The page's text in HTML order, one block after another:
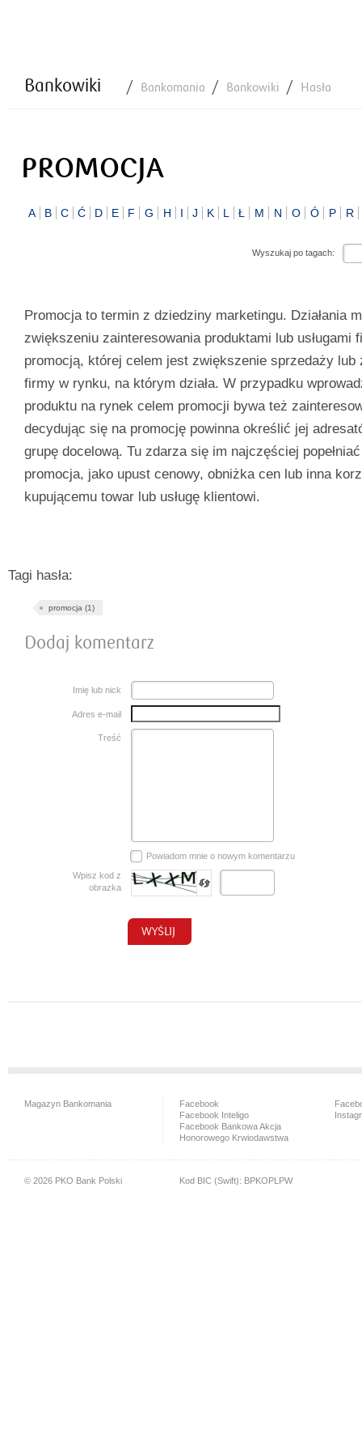
Bankowiki Bankomania Bankowiki Hasła
PROMOCJA
A B C Ć D E F G H I J K L Ł M N O Ó P R
Wyszukaj po tagach:
Promocja to termin z dziedziny marketingu. Działania
zwiększeniu zainteresowania produktami lub usługami
promocją, której celem jest zwiększenie sprzedaży lub
firmy w rynku, na którym działa. W przypadku
produktu na rynek celem promocji bywa też
decydując się na promocję powinna określić jej
grupę docelową. Tu zdarza się im najczęściej
promocja, jako upust cenowy, obniżka cen lub inna
kupującemu towar lub usługę klientowi.
Tagi hasła:
promocja (1)
Dodaj komentarz
Imię lub nick
Adres e-mail
Treść
Powiadom mnie o nowym komentarzu
Wpisz kod z
obrazka
Magazyn Bankomania
Facebook
Facebook Inteligo
Facebook Bankowa Akcja
Honorowego Krwiodawstwa
© 2026 PKO Bank Polski Kod BIC (Swift): BPKOPLPW